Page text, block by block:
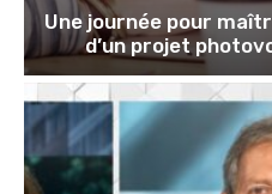
Une journée pour
d’un projet